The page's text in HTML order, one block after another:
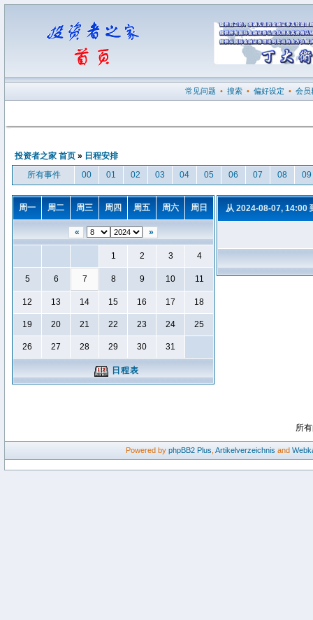
常见问题 • 搜索 • 偏好设定 • 会员
投资者之家 首页 » 日程安排
所有事件
00 01 02 03 04 05 06 07 08 09
周一 周二 周三 周四 周五 周六 周日
« »
1 2 3 4
5 6 7 8 9 10 11
12 13 14 15 16 17 18
19 20 21 22 23 24 25
26 27 28 29 30 31
日程表
从 2024-08-07, 14:00
所
Powered by phpBB2 Plus Artikelverzeichnis and